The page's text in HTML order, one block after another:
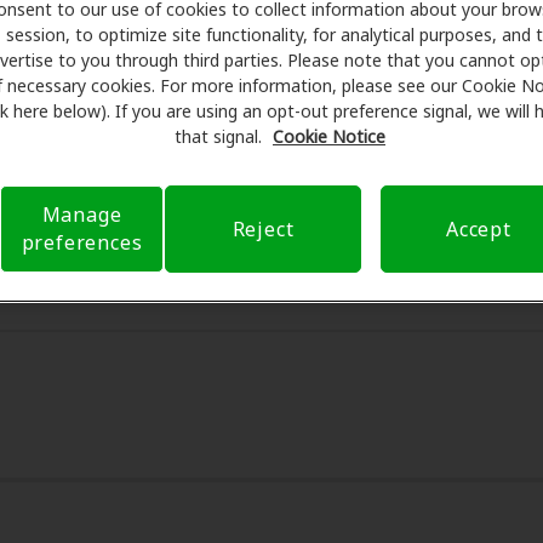
to our use of cookies to collect information about your
session, to optimize site functionality, for analytical purposes, and
to you through third parties. Please note that you cannot
necessary cookies. For more information, please see our Cookie
here below). If you are using an opt-out preference signal, we will
that signal. Cookie Notice
Manage
preferences
Reject Accept
se asocia con muchos planes de beneficios y clínicas
para ofrecer descuentos especiales en audífonos y
beneficios y programan exámenes con profesionales
al cliente. Antes de su consulta en Puget Sound
de verificar su cobertura de seguro para reducir
objetivo es hacer transparente su experiencia de
apoyo cuando tiene preguntas sobre el seguro y con
cuando están disponibles.